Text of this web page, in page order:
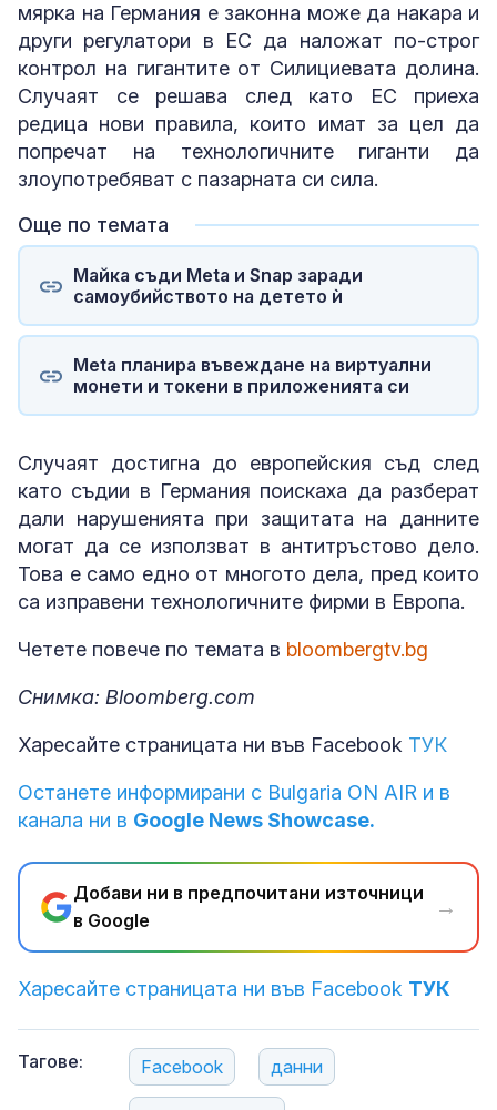
мярка на Германия е законна може да накара и
други регулатори в ЕС да наложат по-строг
контрол на гигантите от Силициевата долина.
Случаят се решава след като ЕС приеха
редица нови правила, които имат за цел да
попречат на технологичните гиганти да
злоупотребяват с пазарната си сила.
Още по темата
Майка съди Meta и Snap заради
самоубийството на детето ѝ
Meta планира въвеждане на виртуални
монети и токени в приложенията си
Случаят достигна до европейския съд след
като съдии в Германия поискаха да разберат
дали нарушенията при защитата на данните
могат да се използват в антитръстово дело.
Това е само едно от многото дела, пред които
са изправени технологичните фирми в Европа.
Четете повече по темата в bloombergtv.bg
Снимка: Bloomberg.com
Харесайте страницата ни във Facebook ТУК
Останете информирани с Bulgaria ON AIR и в
канала ни в Google News Showcase.
Добави ни в предпочитани източници
в Google
→
Харесайте страницата ни във Facebook ТУК
Тагове: Facebook данни